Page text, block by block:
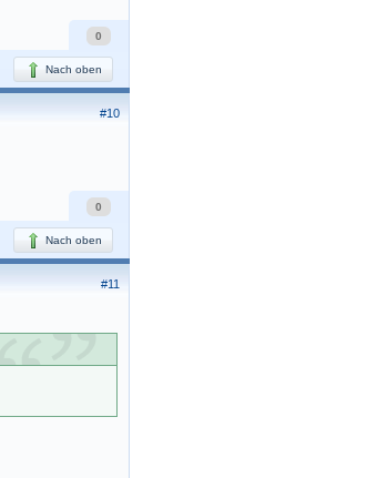
0
Nach oben
#10
0
Nach oben
#11